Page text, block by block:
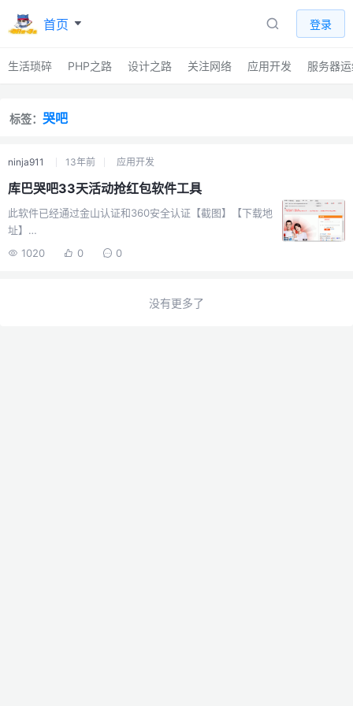
首页 登录
生活琐碎 PHP之路 设计之路 关注网络 应用开发 服务器
标签： 哭吧
ninja911 13年前 应用开发
库巴哭吧33天活动抢红包软件工具
此软件已经通过金山认证和360安全认证【截图】【下载地
址】
http://vdisk.weibo.com/s/bLKsx#coo8\_33day\_lotter
1020 0 0
没有更多了